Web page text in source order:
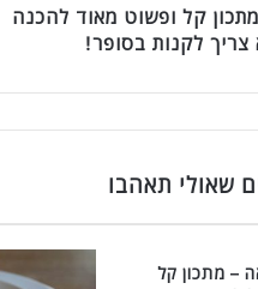
קל ופשוט מאוד להכנה
לקנות בסופר!
שאולי תאהבו
– מתכון קל